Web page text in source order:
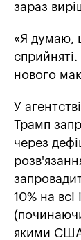
зараз
«Я думаю,
нового
У
Трамп
через
10% на всі
якими США